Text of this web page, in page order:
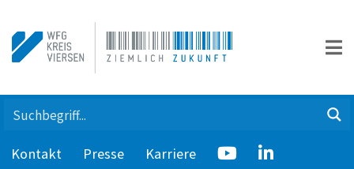
Kontakt Presse Karriere